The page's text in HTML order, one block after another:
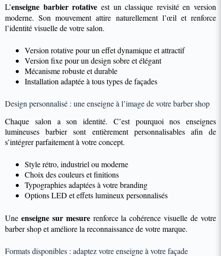
L’enseigne barbier rotative est un classique revisité en version
moderne. Son mouvement attire naturellement l’œil et renforce
l’identité visuelle de votre salon.
Version rotative pour un effet dynamique et attractif
Version fixe pour un design sobre et élégant
Mécanisme robuste et durable
Installation adaptée à tous types de façades
Design personnalisé : une enseigne à l’image de votre barber shop
Chaque salon a son identité. C’est pourquoi nos enseignes
lumineuses barbier sont entièrement personnalisables afin de
s’intégrer parfaitement à votre concept.
Style rétro, industriel ou moderne
Choix des couleurs et finitions
Typographies adaptées à votre branding
Options LED et effets lumineux personnalisés
Une enseigne sur mesurerenforce la cohérence visuelle de votre
barber shop et améliore la reconnaissance de votre marque.
Formats disponibles : adaptez votre enseigne à votre façade